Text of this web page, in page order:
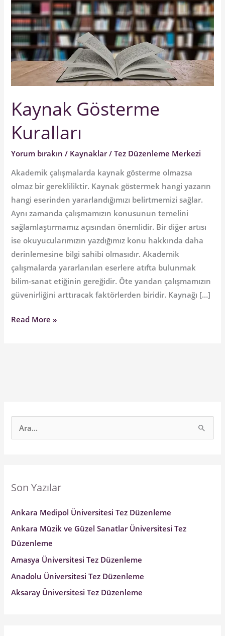
Kaynak Gösterme
Kuralları
Yorum bırakın / Kaynaklar/Tez Düzenleme Merkezi
Akademik çalışmalarda kaynak gösterme olmazsa
olmaz bir gerekliliktir. Kaynak göstermek hangi yazarın
hangi eserinden yararlandığımızı belirtmemizi sağlar.
Aynı zamanda çalışmamızın konusunun temelini
sağlamlaştırmamız açısından önemlidir. Bir diğer artısı
ise okuyucularımızın yazdığımız konu hakkında daha
derinlemesine bilgi sahibi olmasıdır. Akademik
çalışmalarda yararlanılan eserlere atıfta bulunmak
bilim-sanat etiğinin gereğidir. Öte yandan çalışmamızın
güvenirliğini arttıracak faktörlerden biridir. Kaynağı […]
Read More »
c
f
o
r
:
Son Yazılar
Ankara Medipol Üniversitesi Tez Düzenleme
Ankara Müzik ve Güzel Sanatlar Üniversitesi Tez
Düzenleme
Amasya Üniversitesi Tez Düzenleme
Anadolu Üniversitesi Tez Düzenleme
Aksaray Üniversitesi Tez Düzenleme